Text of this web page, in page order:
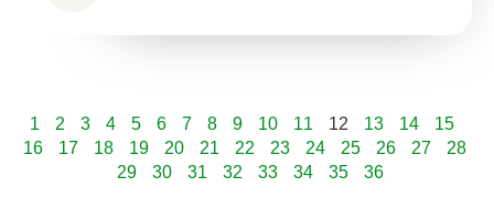
1 2 3 4 5 6 7 8 9 10 11 12 13 14
15
16
17 18 19 20 21 22 23 24 25 26 27
28
29
30 31 32 33 34 35 36